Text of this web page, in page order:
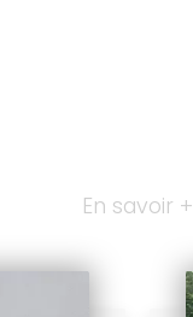
En savoir +